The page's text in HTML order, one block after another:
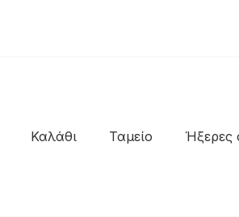
SHOES
Καλάθι Ταμείο Ήξερες